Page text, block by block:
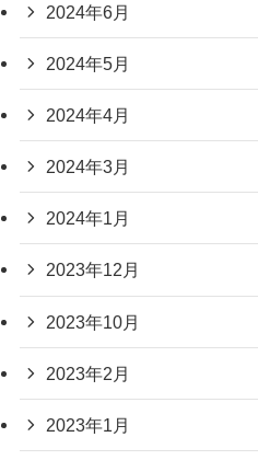
2024年6月
2024年5月
2024年4月
2024年3月
2024年1月
2023年12月
2023年10月
2023年2月
2023年1月